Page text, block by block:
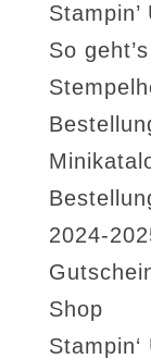
So geht’s
2024-
Shop